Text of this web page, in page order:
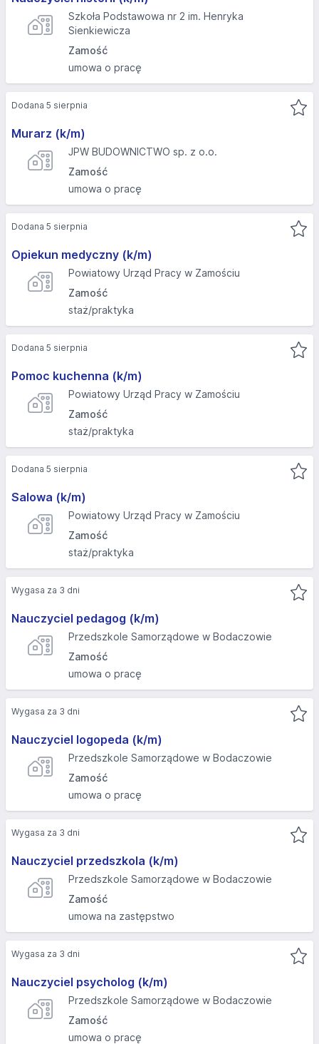
Szkoła Podstawowa nr 2 im. Henryka
Sienkiewicza
Zamość
umowa o pracę
Murarz (k/m)
JPW BUDOWNICTWO sp. z o.o.
Zamość
umowa o pracę
Dodana 5 sierpnia
Opiekun medyczny (k/m)
Powiatowy Urząd Pracy w Zamościu
Zamość
staż/praktyka
Dodana 5 sierpnia
Pomoc kuchenna (k/m)
Powiatowy Urząd Pracy w Zamościu
Zamość
staż/praktyka
Dodana 5 sierpnia
Salowa (k/m)
Powiatowy Urząd Pracy w Zamościu
Zamość
staż/praktyka
Dodana 5 sierpnia
Nauczyciel pedagog (k/m)
Przedszkole Samorządowe w Bodaczowie
Zamość
umowa o pracę
Wygasa za 3 dni
Nauczyciel logopeda (k/m)
Przedszkole Samorządowe w Bodaczowie
Zamość
umowa o pracę
Wygasa za 3 dni
Nauczyciel przedszkola (k/m)
Przedszkole Samorządowe w Bodaczowie
Zamość
umowa na zastępstwo
Wygasa za 3 dni
Nauczyciel psycholog (k/m)
Przedszkole Samorządowe w Bodaczowie
Zamość
umowa o pracę
Wygasa za 3 dni